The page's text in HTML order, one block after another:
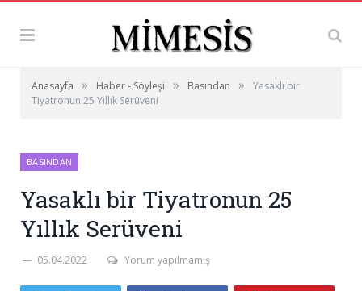
Anasayfa » Haber - Söyleşi » Basından »
Yasaklı bir
Tiyatronun 25 Yıllık Serüveni
BASINDAN
Yasaklı bir Tiyatronun 25
Yıllık Serüveni
05.04.2022 Yorum yapılmamış